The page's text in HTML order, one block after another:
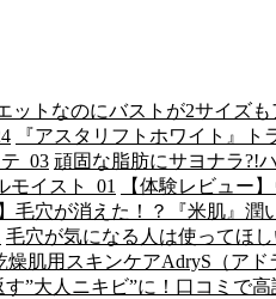
ットなのにバストが2サイズ
『アスタリフトホワイト』
頑固な脂肪にサヨナラ?!
【体験レビュー
毛穴が消えた！？『米肌』
毛穴が気になる人は使ってほ
燥肌用スキンケアAdryS（アド
す”大人ニキビ”に！口コミで